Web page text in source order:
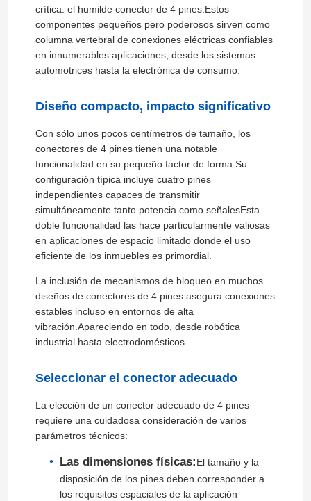
crítica: el humilde conector de 4 pines.Estos
componentes pequeños pero poderosos sirven como
columna vertebral de conexiones eléctricas confiables
en innumerables aplicaciones, desde los sistemas
automotrices hasta la electrónica de consumo.
Diseño compacto, impacto significativo
Con sólo unos pocos centímetros de tamaño, los
conectores de 4 pines tienen una notable
funcionalidad en su pequeño factor de forma.Su
configuración típica incluye cuatro pines
independientes capaces de transmitir
simultáneamente tanto potencia como señalesEsta
doble funcionalidad las hace particularmente valiosas
en aplicaciones de espacio limitado donde el uso
eficiente de los inmuebles es primordial.
La inclusión de mecanismos de bloqueo en muchos
diseños de conectores de 4 pines asegura conexiones
estables incluso en entornos de alta
vibración.Apareciendo en todo, desde robótica
industrial hasta electrodomésticos..
Seleccionar el conector adecuado
La elección de un conector adecuado de 4 pines
requiere una cuidadosa consideración de varios
parámetros técnicos:
Las dimensiones físicas:El tamaño y la
disposición de los pines deben corresponder a
los requisitos espaciales de la aplicación